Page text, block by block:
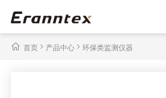
首页> 产品中心 > 环保类监测仪器